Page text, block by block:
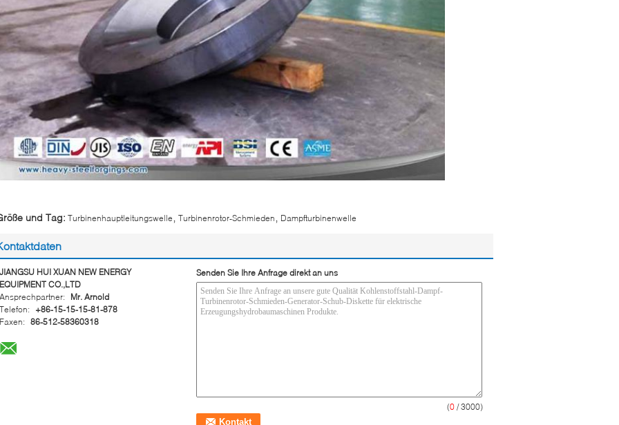
und Tag: Turbinenhauptleitungswelle Turbinenrotor-Schmieden Dampfturbinenwelle
JIANGSU HUI XUAN NEW ENERGY
EQUIPMENT CO.,LTD
Ansprechpartner:
Mr. Arnold
Telefon:
+86-15-15-15-81-878
Faxen: 86-512-58360318
Senden Sie Ihre Anfrage direkt an uns
(0 / 3000)